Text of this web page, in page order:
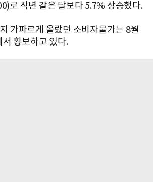
로 작년 같은 달보다 5.7% 상승했다.
가파르게 올랐던 소비자물가는 8월
횡보하고 있다.